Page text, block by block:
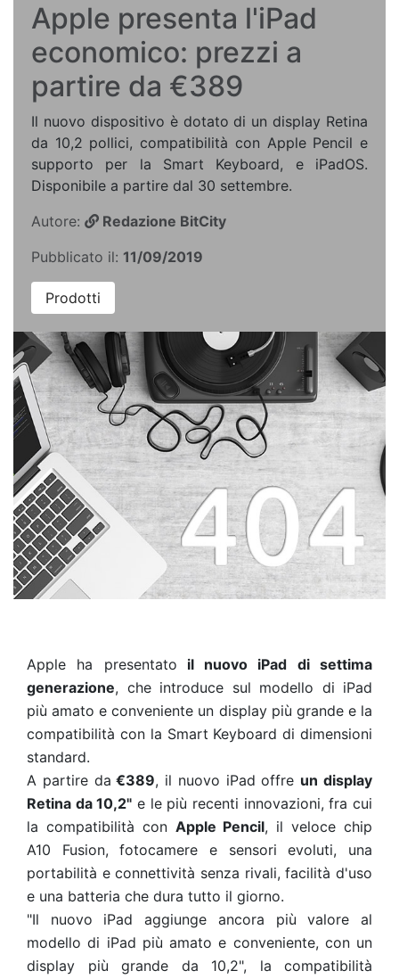
Apple presenta l'iPad
economico: prezzi a
partire da €389
Il nuovo dispositivo è dotato di un display Retina
da 10,2 pollici, compatibilità con Apple Pencil e
supporto per la Smart Keyboard, e iPadOS.
Disponibile a partire dal 30 settembre.
Autore:
Redazione BitCity
Pubblicato il: 11/09/2019
Prodotti
Apple ha presentato il nuovo iPad di settima
generazione, che introduce sul modello di iPad
più amato e conveniente un display più grande e la
compatibilità con la Smart Keyboard di dimensioni
standard.
A partire da €389, il nuovo iPad offre un display
Retina da 10,2" e le più recenti innovazioni, fra cui
la compatibilità con Apple Pencil, il veloce chip
A10 Fusion, fotocamere e sensori evoluti, una
portabilità e connettività senza rivali, facilità d'uso
e una batteria che dura tutto il giorno.
"Il nuovo iPad aggiunge ancora più valore al
modello di iPad più amato e conveniente, con un
display più grande da 10,2", la compatibilità